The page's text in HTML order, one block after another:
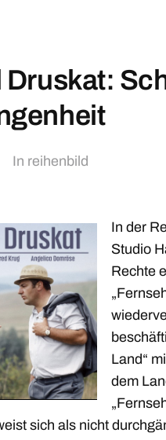
Druskat:
In reihenbild
In der
Studio
Rechte
Land“
dem
sich als nicht